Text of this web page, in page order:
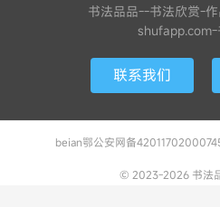
书法品品--书法欣赏-
shufapp.com-
联系我们
beian鄂公安网备
© 2023-2026书法